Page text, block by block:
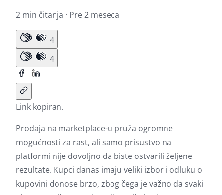
2 min čitanja · Pre 2 meseca
4
4
Link kopiran.
Prodaja na marketplace-u pruža ogromne
mogućnosti za rast, ali samo prisustvo na
platformi nije dovoljno da biste ostvarili željene
rezultate. Kupci danas imaju veliki izbor i odluku o
kupovini donose brzo, zbog čega je važno da svaki